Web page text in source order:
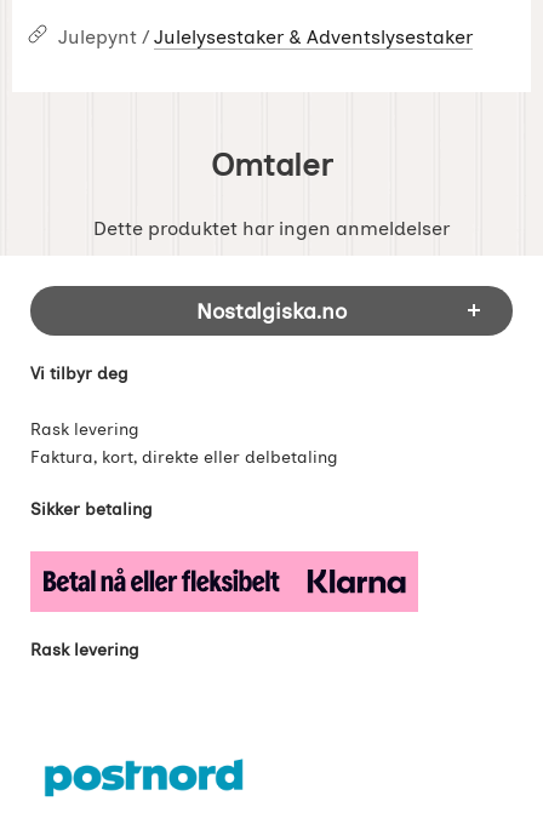
Julepynt / Julelysestaker & Adventslysestaker
Omtaler
Dette produktet har ingen anmeldelser
Footer-innhold Blandet informasjon og
Nostalgiska.no
Vi tilbyr deg
Rask levering
Faktura, kort, direkte eller delbetaling
Sikker betaling
Rask levering